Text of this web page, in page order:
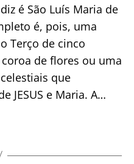
é São Luís Maria de
é, pois, uma
Terço de cinco
de flores ou uma
que
JESUS e Maria. A…